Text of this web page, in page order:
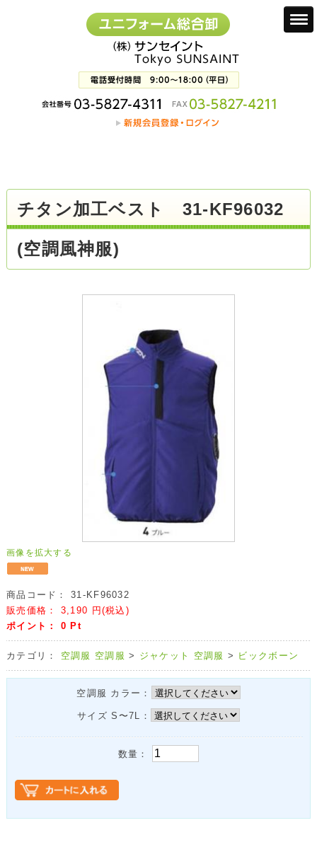
チタン加工ベスト 31-KF96032
(空調風神服)
画像を拡大する
商品コード：
31-KF96032
販売価格：
3,190 円(税込)
ポイント： 0 Pt
カテゴリ： 空調服 空調服 > ジャケット 空調服 > ビックボーン
空調服 カラー：
サイズ S〜7L：
数量：